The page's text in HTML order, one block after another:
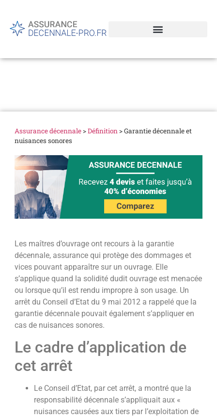
Assurance décennale>Définition>Garantie décennale et
nuisances sonores
Les maîtres d’ouvrage ont recours à la garantie
décennale, assurance qui protège des dommages et
vices pouvant apparaître sur un ouvrage. Elle
s’applique quand la solidité dudit ouvrage est menacée
ou lorsque qu’il est rendu impropre à son usage. Un
arrêt du Conseil d’Etat du 9 mai 2012 a rappelé que la
garantie décennale pouvait également s’appliquer en
cas de nuisances sonores.
Le cadre d’application de
cet arrêt
Le Conseil d’Etat, par cet arrêt, a montré que la
responsabilité décennale s’appliquait aux «
nuisances causées aux tiers par l’exploitation de